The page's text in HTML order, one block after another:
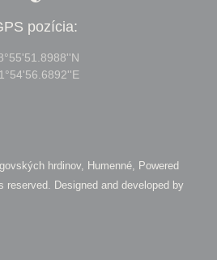
pozícia:
hrdinov, Humenné, Powered
reserved. Designed and developed by